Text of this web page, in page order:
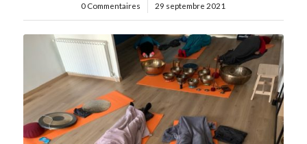
0 Commentaires
/ 29 septembre 2021